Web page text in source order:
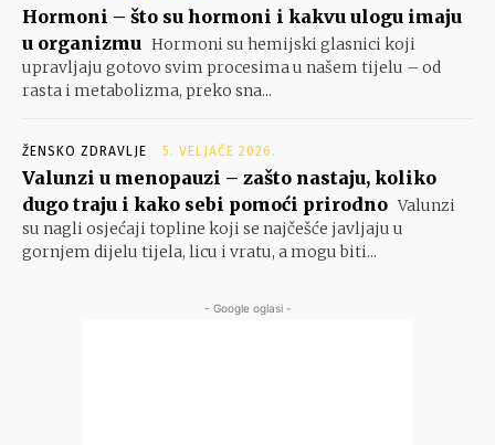
Hormoni – što su hormoni i kakvu ulogu imaju
u organizmu Hormoni su hemijski glasnici koji
upravljaju gotovo svim procesima u našem tijelu – od
rasta i metabolizma, preko sna...
ŽENSKO ZDRAVLJE 5. VELJAČE 2026.
Valunzi u menopauzi – zašto nastaju, koliko
dugo traju i kako sebi pomoći prirodno Valunzi
su nagli osjećaji topline koji se najčešće javljaju u
gornjem dijelu tijela, licu i vratu, a mogu biti...
- Google oglasi -